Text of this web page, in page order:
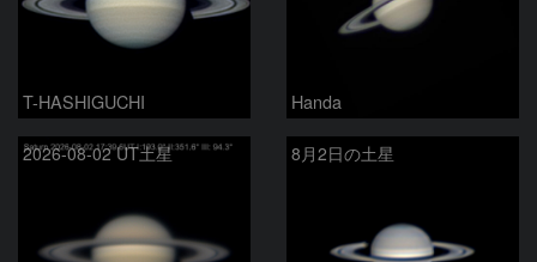
T-HASHIGUCHI Handa
2026-08-02 UT土星 8月2日の土星